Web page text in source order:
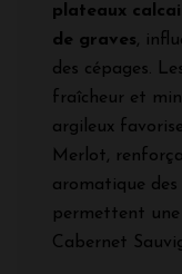
plateaux
de graves,
des cépages.
fraîcheur et
argileux
Merlot,
aromatique des
permettent
Cabernet